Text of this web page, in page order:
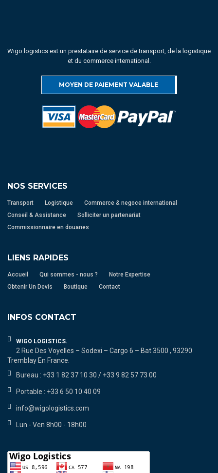
Wigo logistics est un prestataire de service de transport, de la logistique
et du commerce international.
MOYEN DE PAIEMENT VALABLE
NOS SERVICES
Transport Logistique
Commerce & negoce international
Conseil & Assistance
Solliciter un partenariat
Commissionnaire en douanes
LIENS RAPIDES
Accueil Qui sommes - nous ?
Notre Expertise
Obtenir Un Devis
Boutique Contact
INFOS CONTACT
WIGO LOGISTICS.
2 Rue Des Voyelles – Sodexi – Cargo 6 – Bat 3500 , 93290
Tremblay En France.
Bureau : +33 1 82 37 10 30 / +33 9 82 57 73 00
Portable : +33 6 50 10 40 09
info@wigologistics.com
Lun - Ven 8h00 - 18h00